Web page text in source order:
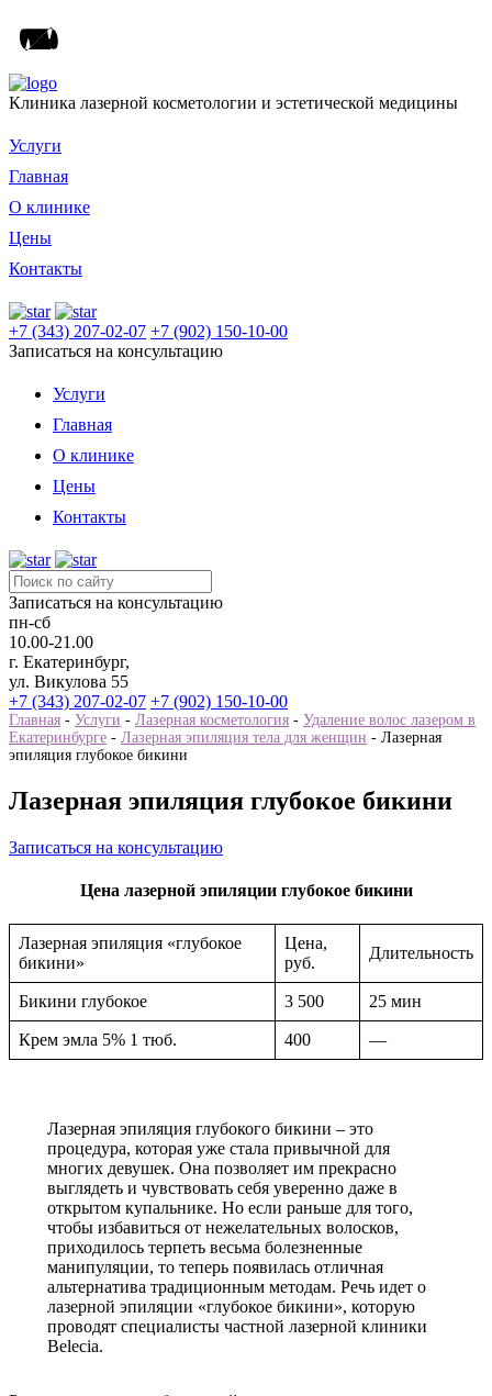
Клиника лазерной косметологии и эстетической медицины
Услуги
Главная
О клинике
Цены
Контакты
+7 (343) 207-02-07 +7 (902) 150-10-00
Записаться на консультацию
Услуги
Главная
О клинике
Цены
Контакты
Записаться на консультацию
пн-сб
10.00-21.00
г. Екатеринбург,
ул. Викулова 55
+7 (343) 207-02-07 +7 (902) 150-10-00
Главная - Услуги - Лазерная косметология - Удаление волос лазером в
Екатеринбурге - Лазерная эпиляция тела для женщин - Лазерная
эпиляция глубокое бикини
Лазерная эпиляция глубокое бикини
Записаться на консультацию
Цена лазерной эпиляции глубокое бикини
Лазерная эпиляция «глубокое
бикини»
Цена,
руб.
Длительность
Бикини глубокое 3 500 25 мин
Крем эмла 5% 1 тюб. 400 —
Лазерная эпиляция глубокого бикини – это
процедура, которая уже стала привычной для
многих девушек. Она позволяет им прекрасно
выглядеть и чувствовать себя уверенно даже в
открытом купальнике. Но если раньше для того,
чтобы избавиться от нежелательных волосков,
приходилось терпеть весьма болезненные
манипуляции, то теперь появилась отличная
альтернатива традиционным методам. Речь идет о
лазерной эпиляции «глубокое бикини», которую
проводят специалисты частной лазерной клиники
Belecia.